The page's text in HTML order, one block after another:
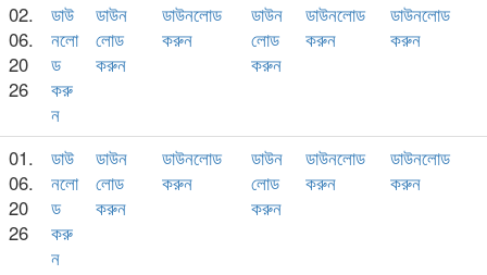
02.
06.
20
26
ডাউ
নলো
ড
করু
ন
ডাউন
লোড
করুন
ডাউনলোড
করুন
ডাউন
লোড
করুন
ডাউনলোড
করুন
ডাউনলোড
করুন
01.
06.
20
26
ডাউ
নলো
ড
করু
ন
ডাউন
লোড
করুন
ডাউনলোড
করুন
ডাউন
লোড
করুন
ডাউনলোড
করুন
ডাউনলোড
করুন